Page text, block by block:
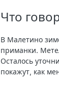
Что
В Малетино
приманки.
Осталось
покажут, как